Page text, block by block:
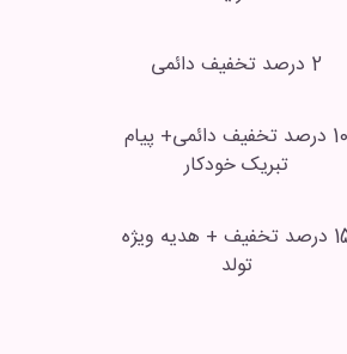
2 درصد تخفیف دائمی
10 درصد تخفیف دائمی+ پیام
تبریک خودکار
15 درصد تخفیف + هدیه ویژه
تولد